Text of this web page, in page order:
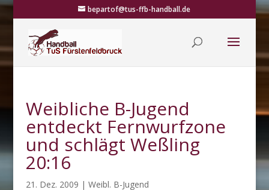
bepartof@tus-ffb-handball.de
Weibliche B-Jugend
entdeckt Fernwurfzone
und schlägt Weßling
20:16
21. Dez. 2009 | Weibl. B-Jugend